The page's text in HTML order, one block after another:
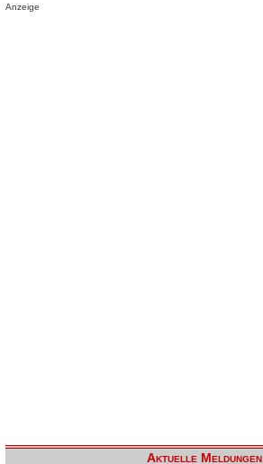
Anzeige
Aktuelle Meldungen